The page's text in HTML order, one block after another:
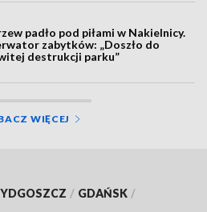
padło pod piłami w Nakielnicy.
zabytków: „Doszło do
destrukcji parku”
WIĘCEJ
/ GDAŃSK /